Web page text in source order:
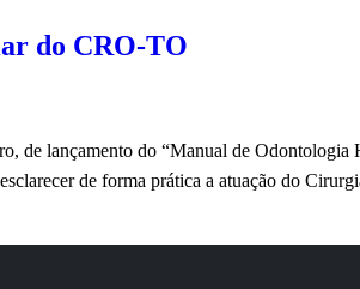
do CRO-TO
de lançamento do “Manual de Odontologia
de forma prática a atuação do